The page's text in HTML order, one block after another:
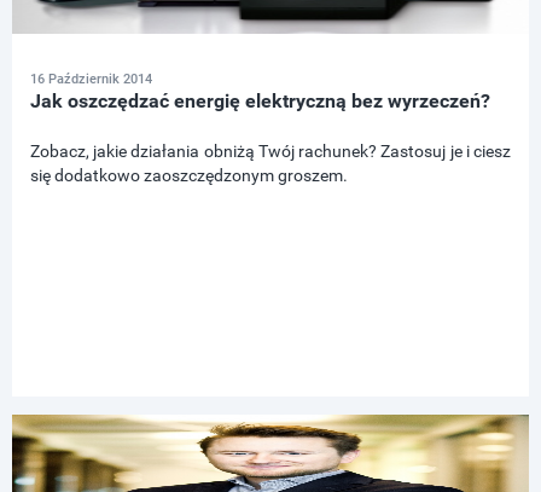
16 Październik 2014
Jak oszczędzać energię elektryczną bez wyrzeczeń?
Zobacz, jakie działania obniżą Twój rachunek? Zastosuj je i ciesz
się dodatkowo zaoszczędzonym groszem.